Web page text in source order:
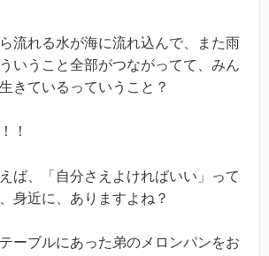
流れる水が海に流れ込んで、また雨
いうこと全部がつながってて、みん
きているっていうこと？
！
ば、「自分さえよければいい」って
身近に、ありますよね？
ーブルにあった弟のメロンパンをお